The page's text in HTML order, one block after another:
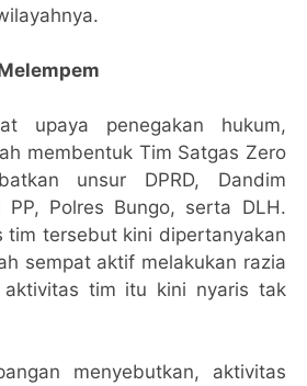
upaya penegakan hukum,
membentuk Tim Satgas Zero
unsur DPRD, Dandim
PP, Polres Bungo, serta DLH.
tim tersebut kini dipertanyakan
sempat aktif melakukan razia
tim itu kini nyaris tak
menyebutkan, aktivitas